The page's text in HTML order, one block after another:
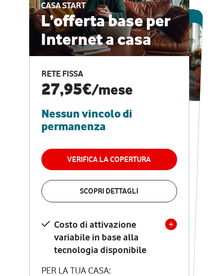
CASA START
L’offerta base per
Internet a casa
RETE FISSA
27,95€/mese
Nessun vincolo di
permanenza
VERIFICA LA COPERTURA
SCOPRI DETTAGLI
Costo di attivazione
variabile in base alla
tecnologia disponibile
PER LA TUA CASA:
ESCLUSIVA ONLINE
CASA PRO
Internet veloce e
vantaggi speciali
RETE FISSA + VODAFONE CLUB
29,95€
permanenza
VERIFICA LA COPERTURA
Costo di attivazione
variabile in base alla
tecnologia disponibile
PER LA TUA CASA: